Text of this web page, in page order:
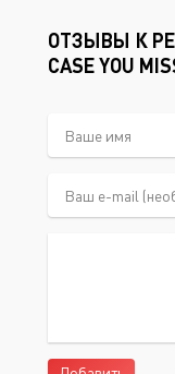
ОТЗЫВЫ К
CASE YOU